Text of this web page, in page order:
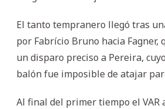
El tanto tempranero llegó tras
por Fabrício Bruno hacia Fagner,
un disparo preciso a Pereira,
balón fue imposible de atajar
Al final del primer tiempo el VAR